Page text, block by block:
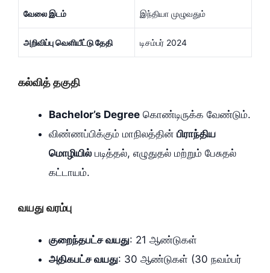
வேலை இடம் இந்தியா முழுவதும்
அறிவிப்பு வெளியீட்டு தேதி டிசம்பர் 2024
கல்வித் தகுதி
Bachelor’s Degree கொண்டிருக்க வேண்டும்.
விண்ணப்பிக்கும் மாநிலத்தின் பிராந்திய
மொழியில் படித்தல், எழுதுதல் மற்றும் பேசுதல்
கட்டாயம்.
வயது வரம்பு
குறைந்தபட்ச வயது: 21 ஆண்டுகள்
அதிகபட்ச வயது: 30 ஆண்டுகள் (30 நவம்பர்